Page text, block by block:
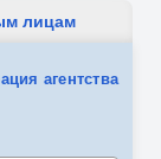
лицам
агентства